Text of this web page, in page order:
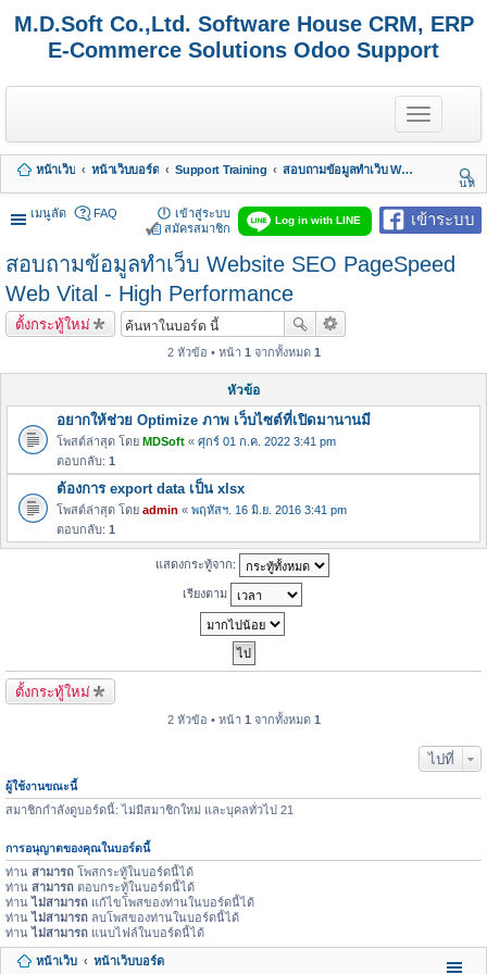
M.D.Soft Co.,Ltd. Software House CRM, ERP
E-Commerce Solutions Odoo Support
T
o
g
e
n
a
i
g
หน้าเว็บ หน้าเว็บบอร์ด Support Training
สอบถามข้อมูลทำเว็บ Website SEO PageSpeed Web Vital - High Performance
นห
า
เมนูลัด
เข้าระบบ
Log in with LINE
FAQ
เข้าสู่ระบบ
สมัครสมาชิก
สอบถามข้อมูลทำเว็บ Website SEO PageSpeed
Web Vital - High Performance
ตั้งกระทู้ใหม่
2 หัวข้อ • หน้า 1 จากทั้งหมด 1
หัวข้อ
อยากให้ช่วย Optimize ภาพ เว็บไซต์ที่เปิดมานานมี
โพสต์ล่าสุด โดย MDSoft « ศุกร์ 01 ก.ค. 2022 3:41 pm
ตอบกลับ: 1
ต้องการ export data เป็น xlsx
โพสต์ล่าสุด โดย admin « พฤหัสฯ. 16 มิ.ย. 2016 3:41 pm
ตอบกลับ: 1
แสดงกระทู้จาก:
เรียงตาม
ตั้งกระทู้ใหม่
2 หัวข้อ • หน้า 1 จากทั้งหมด 1
ไปที่
ผู้ใช้งานขณะนี้
สมาชิกกำลังดูบอร์ดนี้: ไม่มีสมาชิกใหม่ และบุคลทั่วไป 21
การอนุญาตของคุณในบอร์ดนี้
ท่าน สามารถ โพสกระทู้ในบอร์ดนี้ได้
ท่าน สามารถ ตอบกระทู้ในบอร์ดนี้ได้
ท่านไม่สามารถ แก้ไขโพสของท่านในบอร์ดนี้ได้
ท่านไม่สามารถ ลบโพสของท่านในบอร์ดนี้ได้
ท่านไม่สามารถ แนบไฟล์ในบอร์ดนี้ได้
หน้าเว็บ หน้าเว็บบอร์ด